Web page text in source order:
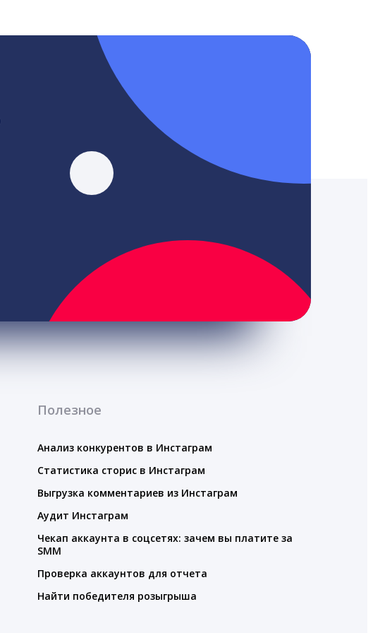
Полезное
Анализ конкурентов в Инстаграм
Статистика сторис в Инстаграм
Выгрузка комментариев из Инстаграм
Аудит Инстаграм
Чекап аккаунта в соцсетях: зачем вы платите за
SMM
Проверка аккаунтов для отчета
Найти победителя розыгрыша